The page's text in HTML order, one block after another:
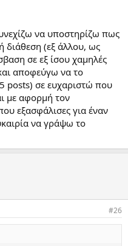
να υποστηρίζω πως
διάθεση (εξ άλλου, ως
σε εξ ίσου χαμηλές
αποφεύγω να το
posts) σε ευχαριστώ που
με αφορμή τον
εξασφάλισες για έναν
να γράψω το
#26